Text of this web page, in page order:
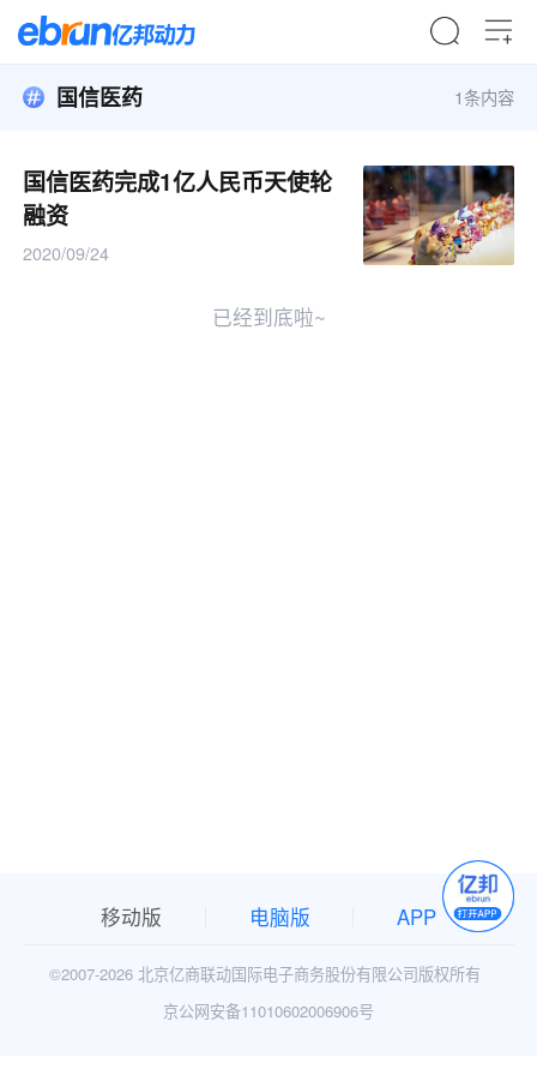
国信医药 1条内容
国信医药完成1亿人民币天使轮
融资
2020/09/24
已经到底啦~
移动版 电脑版 APP
©2007-2026 北京亿商联动国际电子商务股份有限公司版权所有
京公网安备11010602006906号